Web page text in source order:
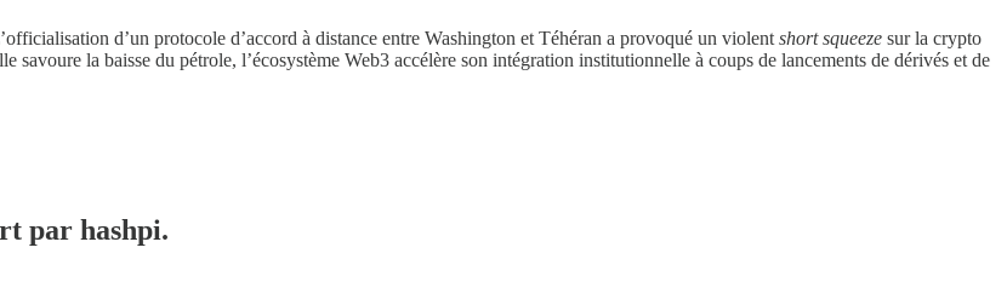
d’un protocole d’accord à distance entre Washington et Téhéran a provoqué un violent short squeeze sur la crypto
la baisse du pétrole, l’écosystème Web3 accélère son intégration institutionnelle à coups de lancements de dérivés et de
par hashpi.